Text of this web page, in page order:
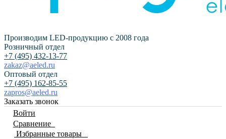
Производим LED-продукцию с 2008 года
Розничный отдел
+7 (495) 432-13-77
zakaz@aeled.ru
Оптовый отдел
+7 (495) 162-85-55
zapros@aeled.ru
Заказать звонок
Войти
Сравнение
Избранные товары